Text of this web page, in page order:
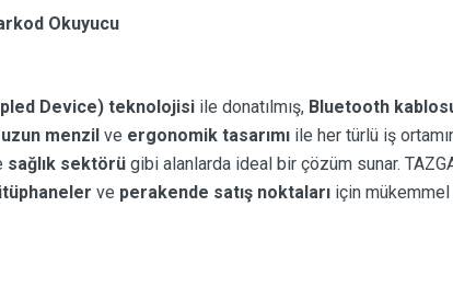
Okuyucu
Device) teknolojisi ile donatılmış, Bluetooth
uzun menzil ve ergonomik tasarımı ile her türlü iş
sağlık sektörü gibi alanlarda ideal bir çözüm sunar.
ve perakende satış noktaları için